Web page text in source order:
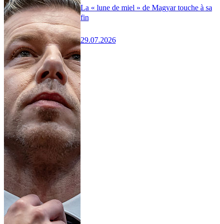
La « lune de miel » de Magyar touche à sa
fin
29.07.2026